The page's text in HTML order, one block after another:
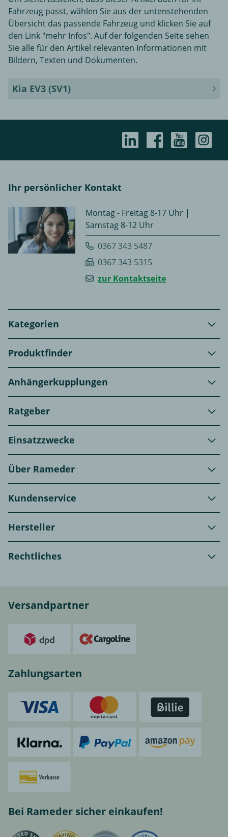
Fahrzeug passt, wählen Sie aus der untenstehenden
Übersicht das passende Fahrzeug und klicken Sie auf
den Link "mehr Infos". Auf der folgenden Seite sehen
Sie alle für den Artikel relevanten Informationen mit
Bildern, Texten und Dokumenten.
Kia EV3 (SV1)
Ihr persönlicher Kontakt
Montag - Freitag 8-17 Uhr |
Samstag 8-12 Uhr
0367 343 5487
0367 343 5315
zur Kontaktseite
Kategorien
Produktfinder
Anhängerkupplungen
Ratgeber
Einsatzzwecke
Über Rameder
Kundenservice
Hersteller
Rechtliches
Versandpartner
Zahlungsarten
Bei Rameder sicher einkaufen!